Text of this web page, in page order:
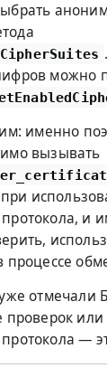
можно
именно
вызывать
при
и
процессе
отмечали
проверок
—